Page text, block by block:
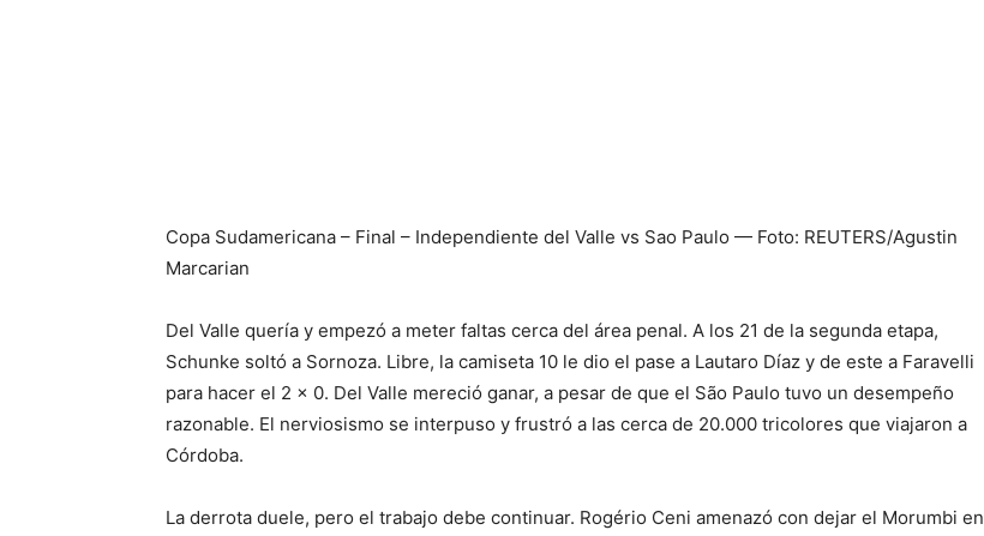
Copa Sudamericana – Final – Independiente del Valle vs Sao Paulo — Foto: REUTERS/Agustin
Marcarian
Del Valle quería y empezó a meter faltas cerca del área penal. A los 21 de la segunda etapa,
Schunke soltó a Sornoza. Libre, la camiseta 10 le dio el pase a Lautaro Díaz y de este a Faravelli
para hacer el 2 x 0. Del Valle mereció ganar, a pesar de que el São Paulo tuvo un desempeño
razonable. El nerviosismo se interpuso y frustró a las cerca de 20.000 tricolores que viajaron a
Córdoba.
La derrota duele, pero el trabajo debe continuar. Rogério Ceni amenazó con dejar el Morumbi en